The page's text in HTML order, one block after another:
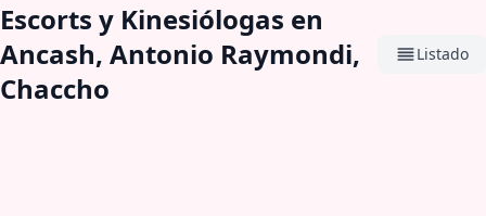
Escorts y Kinesiólogas en
Ancash, Antonio Raymondi,
Chaccho
Listado